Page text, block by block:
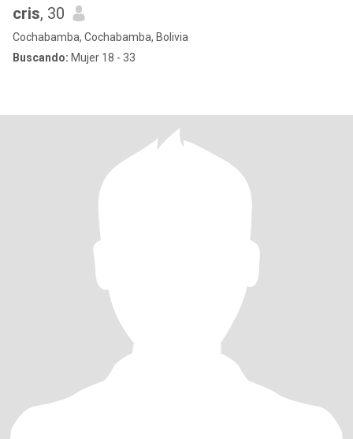
cris, 30
Cochabamba, Cochabamba, Bolivia
Buscando: Mujer 18 - 33